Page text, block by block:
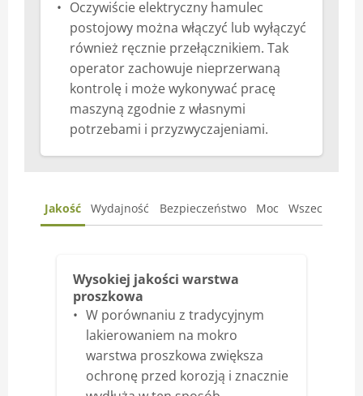
Oczywiście elektryczny hamulec
postojowy można włączyć lub wyłączyć
również ręcznie przełącznikiem. Tak
operator zachowuje nieprzerwaną
kontrolę i może wykonywać pracę
maszyną zgodnie z własnymi
potrzebami i przyzwyczajeniami.
Jakość Wydajność Bezpieczeństwo Moc
Wysokiej jakości warstwa
proszkowa
W porównaniu z tradycyjnym
lakierowaniem na mokro
warstwa proszkowa zwiększa
ochronę przed korozją i znacznie